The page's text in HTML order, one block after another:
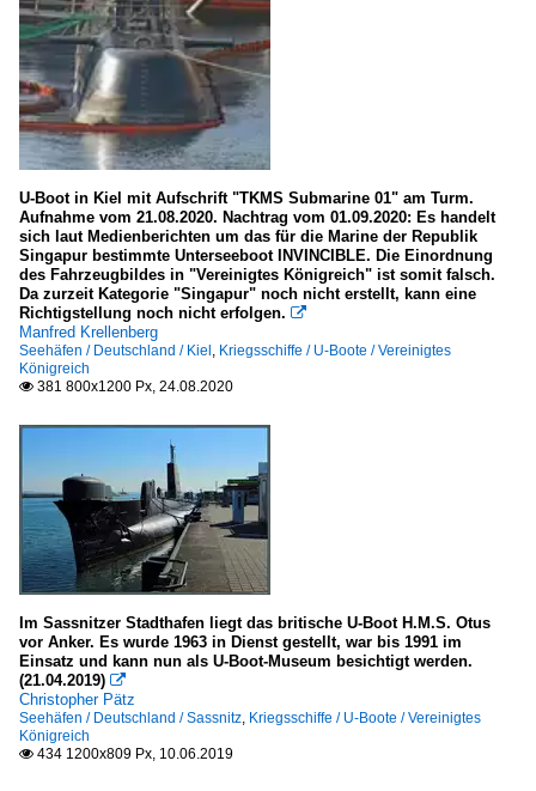
U-Boot in Kiel mit Aufschrift "TKMS Submarine 01" am Turm.
Aufnahme vom 21.08.2020. Nachtrag vom 01.09.2020: Es handelt
sich laut Medienberichten um das für die Marine der Republik
Singapur bestimmte Unterseeboot INVINCIBLE. Die Einordnung
des Fahrzeugbildes in "Vereinigtes Königreich" ist somit falsch.
Da zurzeit Kategorie "Singapur" noch nicht erstellt, kann eine
Richtigstellung noch nicht erfolgen. 
Manfred Krellenberg
Seehäfen / Deutschland / Kiel, Kriegsschiffe / U-Boote / Vereinigtes
Königreich
 381 800x1200 Px, 24.08.2020
Im Sassnitzer Stadthafen liegt das britische U-Boot H.M.S. Otus
vor Anker. Es wurde 1963 in Dienst gestellt, war bis 1991 im
Einsatz und kann nun als U-Boot-Museum besichtigt werden.
(21.04.2019) 
Christopher Pätz
Seehäfen / Deutschland / Sassnitz, Kriegsschiffe / U-Boote / Vereinigtes
Königreich
 434 1200x809 Px, 10.06.2019